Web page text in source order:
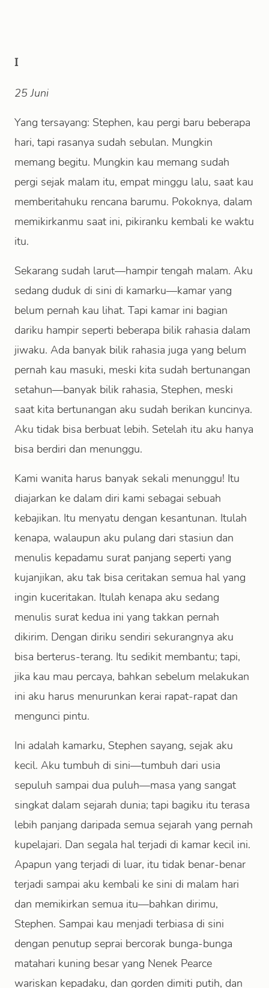
I
25 Juni
Yang tersayang: Stephen, kau pergi baru beberapa
hari, tapi rasanya sudah sebulan. Mungkin
memang begitu. Mungkin kau memang sudah
pergi sejak malam itu, empat minggu lalu, saat kau
memberitahuku rencana barumu. Pokoknya, dalam
memikirkanmu saat ini, pikiranku kembali ke waktu
itu.
Sekarang sudah larut—hampir tengah malam. Aku
sedang duduk di sini di kamarku—kamar yang
belum pernah kau lihat. Tapi kamar ini bagian
dariku hampir seperti beberapa bilik rahasia dalam
jiwaku. Ada banyak bilik rahasia juga yang belum
pernah kau masuki, meski kita sudah bertunangan
setahun—banyak bilik rahasia, Stephen, meski
saat kita bertunangan aku sudah berikan kuncinya.
Aku tidak bisa berbuat lebih. Setelah itu aku hanya
bisa berdiri dan menunggu.
Kami wanita harus banyak sekali menunggu! Itu
diajarkan ke dalam diri kami sebagai sebuah
kebajikan. Itu menyatu dengan kesantunan. Itulah
kenapa, walaupun aku pulang dari stasiun dan
menulis kepadamu surat panjang seperti yang
kujanjikan, aku tak bisa ceritakan semua hal yang
ingin kuceritakan. Itulah kenapa aku sedang
menulis surat kedua ini yang takkan pernah
dikirim. Dengan diriku sendiri sekurangnya aku
bisa berterus-terang. Itu sedikit membantu; tapi,
jika kau mau percaya, bahkan sebelum melakukan
ini aku harus menurunkan kerai rapat-rapat dan
mengunci pintu.
Ini adalah kamarku, Stephen sayang, sejak aku
kecil. Aku tumbuh di sini—tumbuh dari usia
sepuluh sampai dua puluh—masa yang sangat
singkat dalam sejarah dunia; tapi bagiku itu terasa
lebih panjang daripada semua sejarah yang pernah
kupelajari. Dan segala hal terjadi di kamar kecil ini.
Apapun yang terjadi di luar, itu tidak benar-benar
terjadi sampai aku kembali ke sini di malam hari
dan memikirkan semua itu—bahkan dirimu,
Stephen. Sampai kau menjadi terbiasa di sini
dengan penutup seprai bercorak bunga-bunga
matahari kuning besar yang Nenek Pearce
wariskan kepadaku, dan gorden dimiti putih, dan